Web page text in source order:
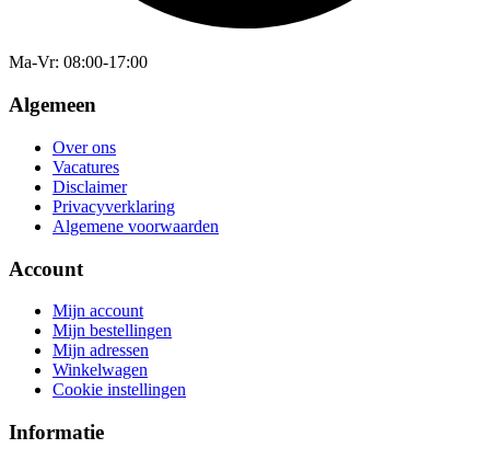
Ma-Vr: 08:00-17:00
Algemeen
Over ons
Vacatures
Disclaimer
Privacyverklaring
Algemene voorwaarden
Account
Mijn account
Mijn bestellingen
Mijn adressen
Winkelwagen
Cookie instellingen
Informatie